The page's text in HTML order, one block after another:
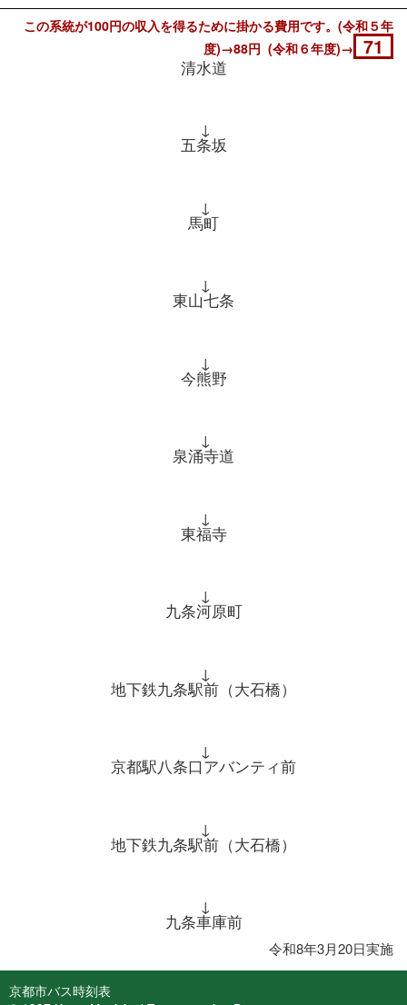
この系統が100円の収入を得るために掛かる費用です。(令和５年
度)→88円 (令和６年度)→ 71
清水道
↓
五条坂
↓
馬町
↓
東山七条
↓
今熊野
↓
泉涌寺道
↓
東福寺
↓
九条河原町
↓
地下鉄九条駅前（大石橋）
↓
京都駅八条口アバンティ前
↓
地下鉄九条駅前（大石橋）
↓
九条車庫前
令和8年3月20日実施
京都市バス時刻表